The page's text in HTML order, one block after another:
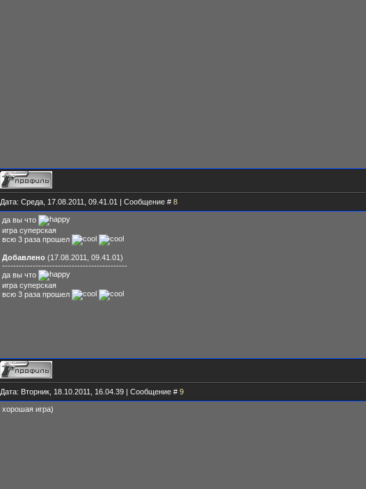
Дата: Среда, 17.08.2011, 09.41.01 | Сообщение # 8
да вы что
игра суперская
всю 3 раза прошел
Добавлено (17.08.2011, 09.41.01)
---------------------------------------------
да вы что
игра суперская
всю 3 раза прошел
Дата: Вторник, 18.10.2011, 16.04.39 | Сообщение # 9
хорошая игра)